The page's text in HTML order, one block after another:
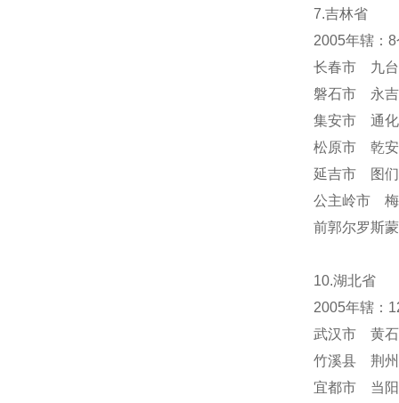
7.吉林省
2005年辖：
长春市 九
磐石市 永
集安市 通
松原市 乾
延吉市 图
公主岭市
前郭尔罗斯
10.湖北省
2005年辖：
武汉市 黄
竹溪县 荆
宜都市 当